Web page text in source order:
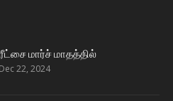
மார்ச் மாதத்தில்
Dec 22, 2024